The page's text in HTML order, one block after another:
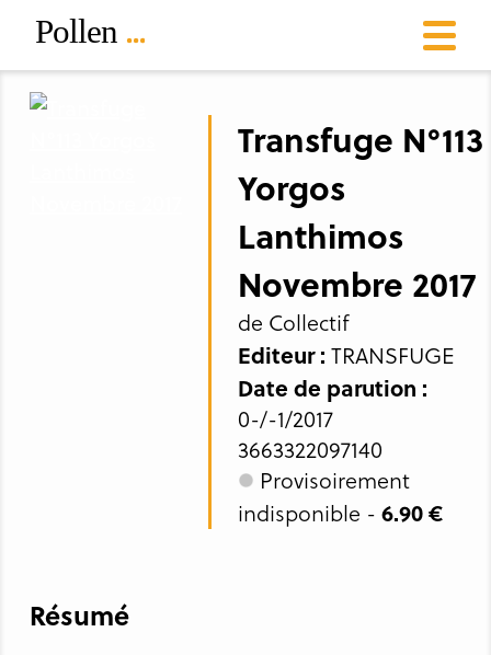
Transfuge N°113
Yorgos
Lanthimos
Novembre 2017
de Collectif
Editeur : TRANSFUGE
Date de parution :
0-/-1/2017
3663322097140
Provisoirement
indisponible - 6.90 €
Résumé